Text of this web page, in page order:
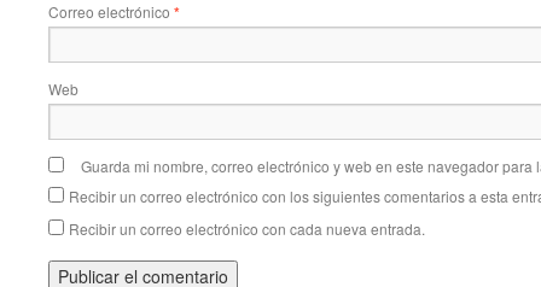
Correo electrónico *
Web
Guarda mi nombre, correo electrónico y web en este navegador para
Recibir un correo electrónico con los siguientes comentarios a esta
Recibir un correo electrónico con cada nueva entrada.